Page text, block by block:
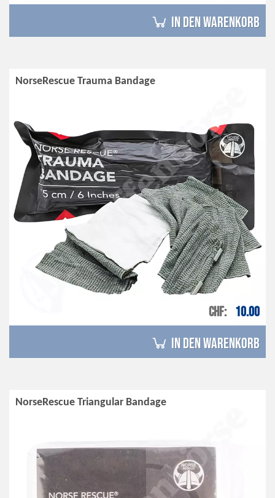
in den Warenkorb
NorseRescue Trauma Bandage
CHF 10.00
in den Warenkorb
NorseRescue Triangular Bandage